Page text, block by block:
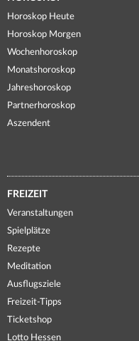
Horoskop Heute
Horoskop Morgen
Wochenhoroskop
Monatshoroskop
Jahreshoroskop
Partnerhoroskop
Aszendent
FREIZEIT
Veranstaltungen
Spielplätze
Rezepte
Meditation
Ausflugsziele
Freizeit-Tipps
Ticketshop
Lotto Hessen